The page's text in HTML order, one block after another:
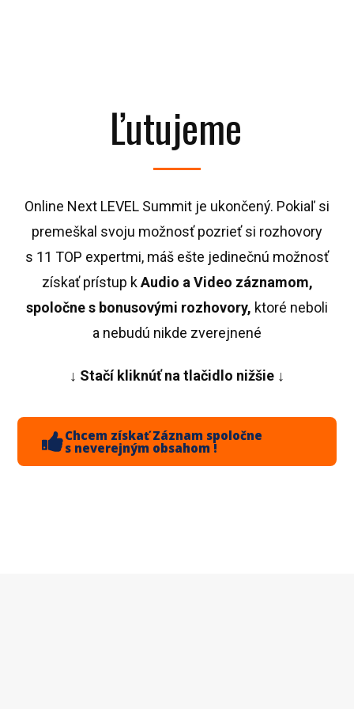
Ľutujeme
Online Next LEVEL Summit je ukončený. Pokiaľ si
premeškal svoju možnosť pozrieť si rozhovory
s 11 TOP expertmi, máš ešte jedinečnú možnosť
získať prístup kAudio a Video záznamom,
spoločne s bonusovými rozhovory, ktoré neboli
a nebudú nikde zverejnené
↓ Stačí kliknúť na tlačidlo nižšie ↓
Chcem získať Záznam spoločne
s neverejným obsahom !